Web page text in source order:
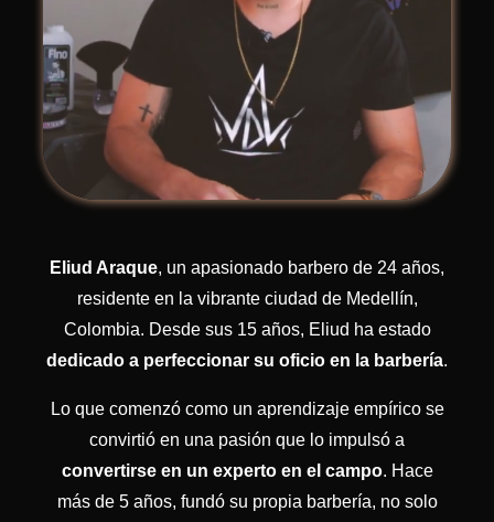
Eliud Araque, un apasionado barbero de 24 años,
residente en la vibrante ciudad de Medellín,
Colombia. Desde sus 15 años, Eliud ha estado
dedicado a perfeccionar su oficio en la barbería.
Lo que comenzó como un aprendizaje empírico se
convirtió en una pasión que lo impulsó a
convertirse en un experto en el campo. Hace
más de 5 años, fundó su propia barbería, no solo